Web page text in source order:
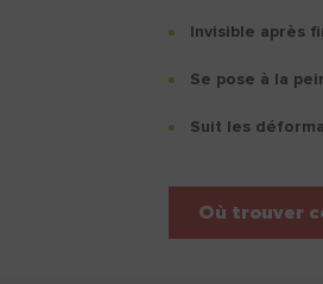
Invisible après
Se pose à la
Suit les
Où trouver